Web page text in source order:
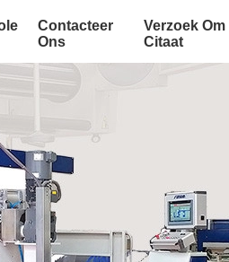
Contacteer
Ons
Verzoek Om
Citaat